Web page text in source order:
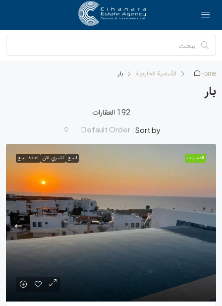
Home الأساسية الخارجية بار
بار
192 العقارات
Sort by:
Default Order
الممیزات للبيع اشتري الان اعادة البيع